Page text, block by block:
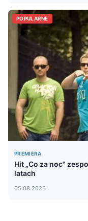
POPULARNE
PREMIERA
Hit „Co za noc"
latach
05.08.2026